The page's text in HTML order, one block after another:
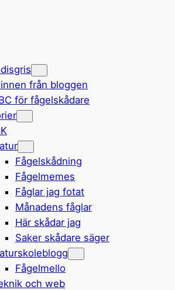
från bloggen
för fågelskådare
Fågelskådning
Fågelmemes
Fåglar jag fotat
Månadens fåglar
Här skådar jag
Saker skådare säger
Fågelmello
och web